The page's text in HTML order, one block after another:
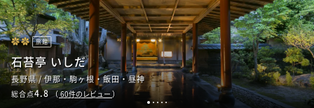
1 2 34 5
旅館
石苔亭 いしだ
長野県 / 伊那・駒ヶ根・飯田・昼神
総合点4.8 （60件のレビュー ）